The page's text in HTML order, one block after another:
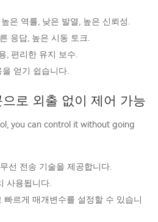
은 역률, 낮은 발열, 높은 신뢰성.
응답, 높은 시동 토크.
, 편리한 유지 보수.
얻기 쉽습니다.
로 외출 없이 제어 가능
선 전송 기술을 제공합니다.
사용됩니다.
빠르게 매개변수를 설정할 수 있습니